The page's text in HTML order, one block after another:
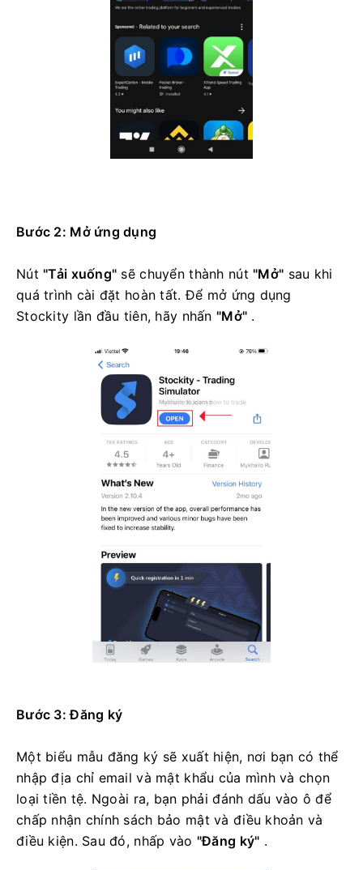
Bước 2: Mở ứng dụng
Nút "Tải xuống" sẽ chuyển thành nút "Mở" sau khi
quá trình cài đặt hoàn tất. Để mở ứng dụng
Stockity lần đầu tiên, hãy nhấn "Mở" .
Bước 3: Đăng ký
Một biểu mẫu đăng ký sẽ xuất hiện, nơi bạn có thể
nhập địa chỉ email và mật khẩu của mình và chọn
loại tiền tệ. Ngoài ra, bạn phải đánh dấu vào ô để
chấp nhận chính sách bảo mật và điều khoản và
điều kiện. Sau đó, nhấp vào "Đăng ký" .